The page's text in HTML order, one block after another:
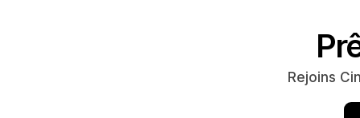
Rejoins